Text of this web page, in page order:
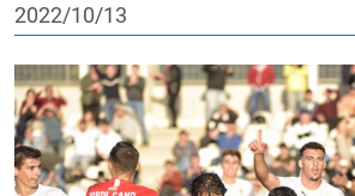
2022/10/13